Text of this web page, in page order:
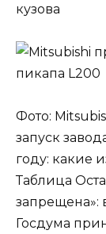
кузова
Фото:
запуск
году: какие
Таблица
запрещена»:
Госдума